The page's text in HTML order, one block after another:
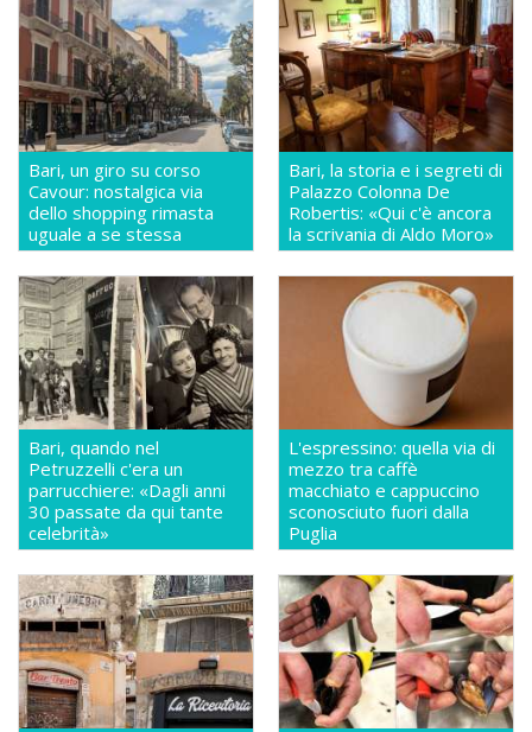
Bari, un giro su corso
Cavour: nostalgica via
dello shopping rimasta
uguale a se stessa
Bari, la storia e i segreti di
Palazzo Colonna De
Robertis: «Qui c'è ancora
la scrivania di Aldo Moro»
Bari, quando nel
Petruzzelli c'era un
parrucchiere: «Dagli anni
30 passate da qui tante
celebrità»
L'espressino: quella via di
mezzo tra caffè
macchiato e cappuccino
sconosciuto fuori dalla
Puglia